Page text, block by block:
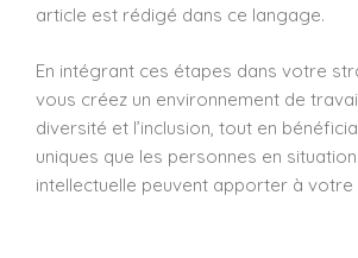
article est rédigé dans ce langage.
En intégrant ces étapes dans votre
vous créez un environnement de
diversité et l’inclusion, tout en
uniques que les personnes en
intellectuelle peuvent apporter à votre